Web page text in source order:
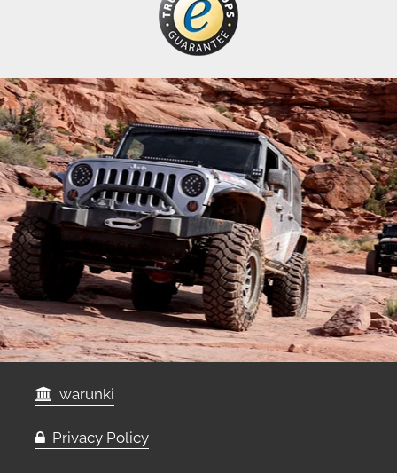
warunki
Privacy Policy